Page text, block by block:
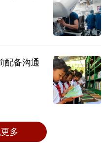
配备沟通
多